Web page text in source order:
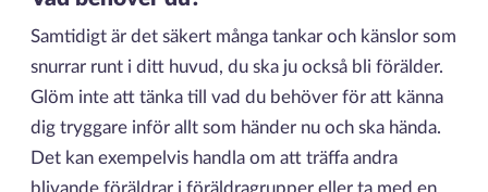
Samtidigt är det säkert många tankar och känslor som
snurrar runt i ditt huvud, du ska ju också bli förälder.
Glöm inte att tänka till vad du behöver för att känna
dig tryggare inför allt som händer nu och ska hända.
Det kan exempelvis handla om att träffa andra